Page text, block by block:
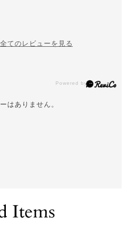
てのレビューを見る
はありません。